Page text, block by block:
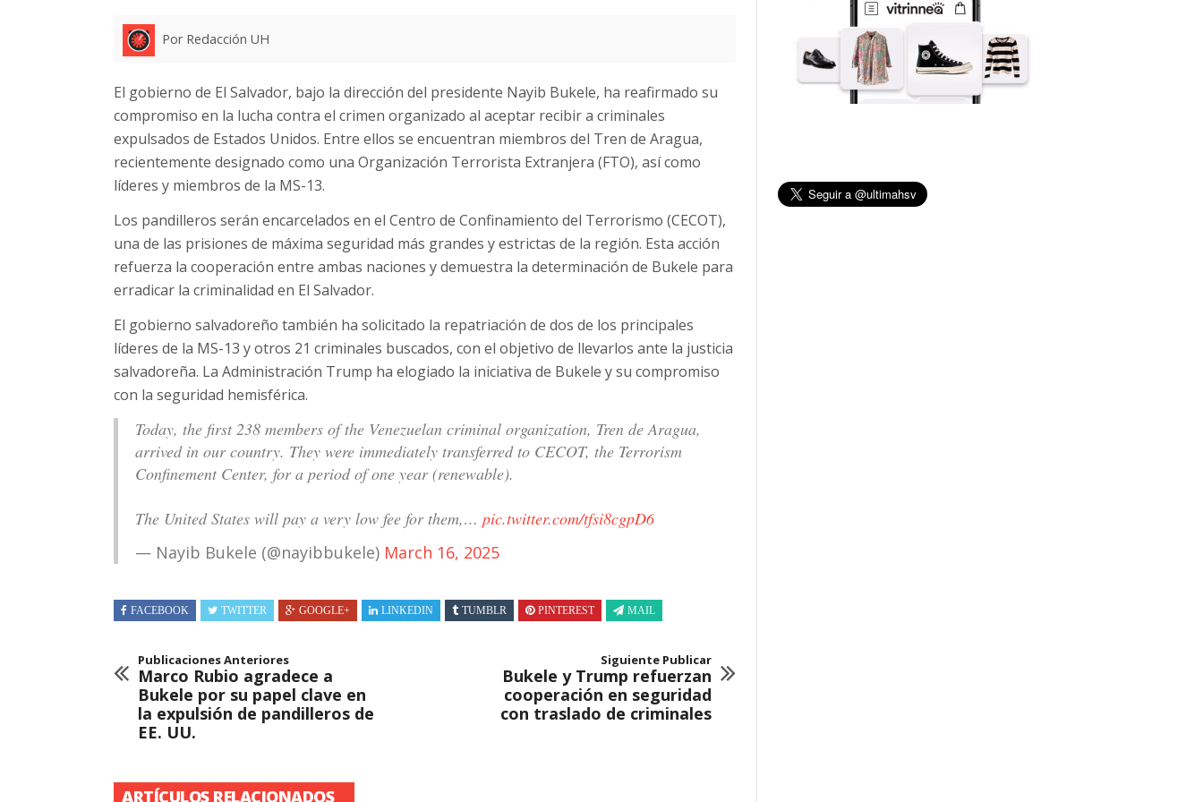
Por Redacción UH
El gobierno de El Salvador, bajo la dirección del presidente Nayib Bukele, ha reafirmado su
compromiso en la lucha contra el crimen organizado al aceptar recibir a criminales
expulsados de Estados Unidos. Entre ellos se encuentran miembros del Tren de Aragua,
recientemente designado como una Organización Terrorista Extranjera (FTO), así como
líderes y miembros de la MS-13.
Los pandilleros serán encarcelados en el Centro de Confinamiento del Terrorismo (CECOT),
una de las prisiones de máxima seguridad más grandes y estrictas de la región. Esta acción
refuerza la cooperación entre ambas naciones y demuestra la determinación de Bukele para
erradicar la criminalidad en El Salvador.
El gobierno salvadoreño también ha solicitado la repatriación de dos de los principales
líderes de la MS-13 y otros 21 criminales buscados, con el objetivo de llevarlos ante la justicia
salvadoreña. La Administración Trump ha elogiado la iniciativa de Bukele y su compromiso
con la seguridad hemisférica.
Today, the first 238 members of the Venezuelan criminal organization, Tren de Aragua,
arrived in our country. They were immediately transferred to CECOT, the Terrorism
Confinement Center, for a period of one year (renewable).
The United States will pay a very low fee for them,… pic.twitter.com/tfsi8cgpD6
— Nayib Bukele (@nayibbukele) March 16, 2025
FACEBOOK TWITTER GOOGLE+ LINKEDIN TUMBLR PINTEREST MAIL
Publicaciones Anteriores
Marco Rubio agradece a
Bukele por su papel clave en
la expulsión de pandilleros de
EE. UU.
Siguiente Publicar
Bukele y Trump refuerzan
cooperación en seguridad
con traslado de criminales
ARTÍCULOS RELACIONADOS